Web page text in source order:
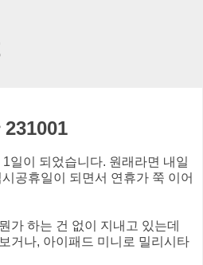
일이 되었습니다. 원래라면 내일
공휴일이 되면서 연휴가 쭉 이어
가 하는 건 없이 지내고 있는데
거나, 아이패드 미니로 밀리시타